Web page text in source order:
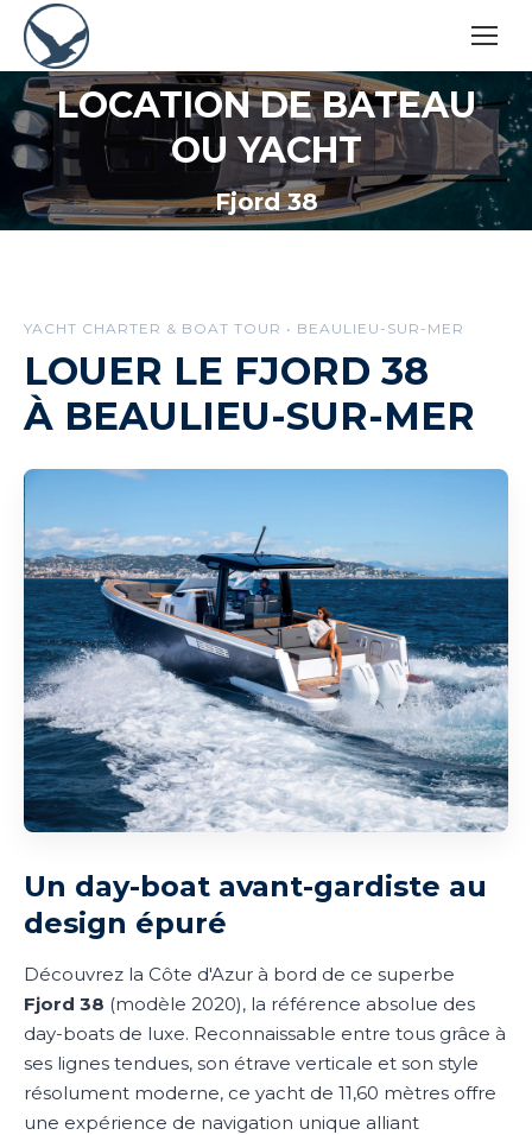
LOCATION DE BATEAU
OU YACHT
Fjord 38
Vous êtes ici :
YACHT CHARTER & BOAT TOUR • BEAULIEU-SUR-MER
LOUER LE FJORD 38
À BEAULIEU-SUR-MER
Un day-boat avant-gardiste au
design épuré
Découvrez la Côte d'Azur à bord de ce superbe
Fjord 38 (modèle 2020), la référence absolue des
day-boats de luxe. Reconnaissable entre tous grâce à
ses lignes tendues, son étrave verticale et son style
résolument moderne, ce yacht de 11,60 mètres offre
une expérience de navigation unique alliant